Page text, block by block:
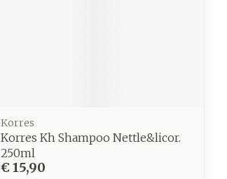
Korres
Korres Kh Shampoo Nettle&licor.
250ml
€ 15,90